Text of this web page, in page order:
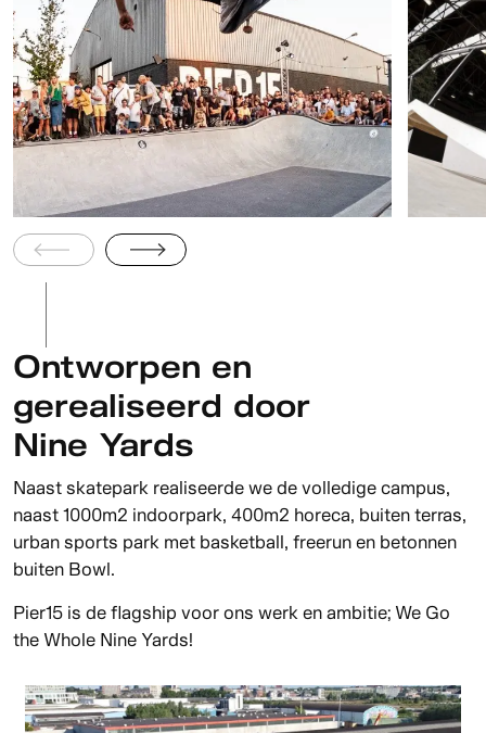
Ontworpen en
gerealiseerd door
Nine Yards
Naast skatepark realiseerde we de volledige campus,
naast 1000m2 indoorpark, 400m2 horeca, buiten terras,
urban sports park met basketball, freerun en betonnen
buiten Bowl.
Pier15 is de flagship voor ons werk en ambitie; We Go
the Whole Nine Yards!